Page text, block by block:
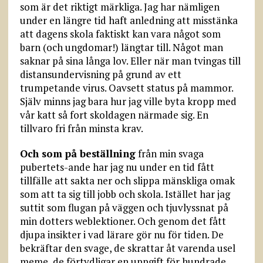
som är det riktigt märkliga. Jag har nämligen
under en längre tid haft anledning att misstänka
att dagens skola faktiskt kan vara något som
barn (och ungdomar!) längtar till. Något man
saknar på sina långa lov. Eller när man tvingas till
distansundervisning på grund av ett
trumpetande virus. Oavsett status på mammor.
Själv minns jag bara hur jag ville byta kropp med
vår katt så fort skoldagen närmade sig. En
tillvaro fri från minsta krav.
Och som på beställningfrån min svaga
pubertets-ande har jag nu under en tid fått
tillfälle att sakta ner och slippa mänskliga omak
som att ta sig till jobb och skola. Istället har jag
suttit som flugan på väggen och tjuvlyssnat på
min dotters weblektioner. Och genom det fått
djupa insikter i vad lärare gör nu för tiden. De
bekräftar den svage, de skrattar åt varenda usel